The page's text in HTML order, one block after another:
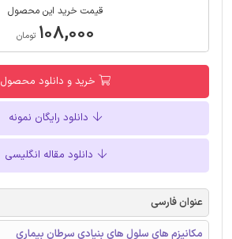
قیمت خرید این محصول
۱۰۸,۰۰۰ تومان
خرید و دانلود محصول
دانلود رایگان نمونه
دانلود مقاله انگلیسی
عنوان فارسی
مکانیزم های سلول های بنیادی سرطان بیماری